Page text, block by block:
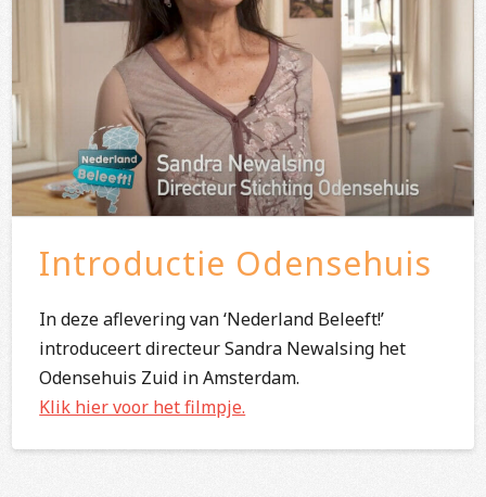
Introductie Odensehuis
In deze aflevering van ‘Nederland Beleeft!’
introduceert directeur Sandra Newalsing het
Odensehuis Zuid in Amsterdam.
Klik hier voor het filmpje.